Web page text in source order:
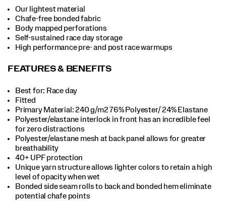
Our lightest material
Chafe-free bonded fabric
Body mapped perforations
Self-sustained race day storage
High performance pre- and post race warmups
FEATURES & BENEFITS
Best for: Race day
Fitted
Primary Material: 240 g/m2 76% Polyester/ 24% Elastane
Polyester/elastane interlock in front has an incredible feel
for zero distractions
Polyester/elastane mesh at back panel allows for greater
breathability
40+ UPF protection
Unique yarn structure allows lighter colors to retain a high
level of opacity when wet
Bonded side seam rolls to back and bonded hem eliminate
potential chafe points